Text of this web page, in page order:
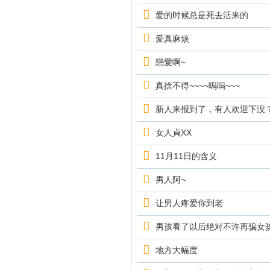
爱的时候总是死去活来的
爱真麻烦
戀愛啊~
真捨不得~~~~嗚嗚~~~
新人来报到了，有人欢迎下没
女人貞XX
11月11日的含义
男人阿~
让男人疼爱你到老
男孩看了以后绝对不许再骗女
地方大幅度